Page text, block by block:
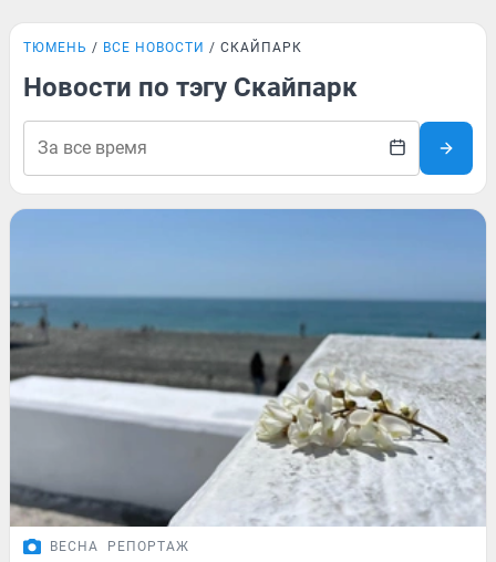
ТЮМЕНЬ ВСЕ НОВОСТИ СКАЙПАРК
Новости по тэгу Скайпарк
ВЕСНА РЕПОРТАЖ